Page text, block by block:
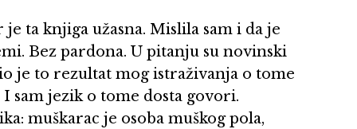
ta knjiga užasna. Mislila sam i da je
Bez pardona. U pitanju su novinski
je to rezultat mog istraživanja o tome
sam jezik o tome dosta govori.
muškarac je osoba muškog pola,